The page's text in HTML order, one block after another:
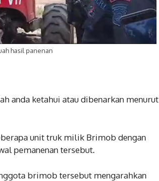
hasil panenan
anda ketahui atau dibenarkan menurut
unit truk milik Brimob dengan
pemanenan tersebut.
brimob tersebut mengarahkan